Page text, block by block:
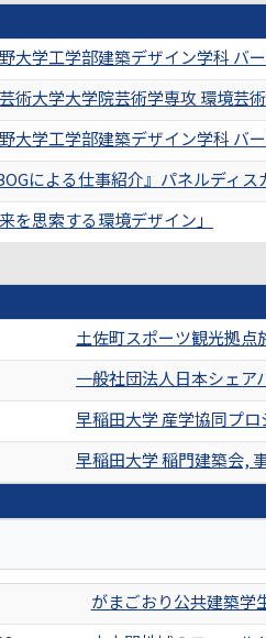
大学工学部建築デザイン学科 バ
術大学大学院芸術学専攻 環境芸
大学工学部建築デザイン学科 バ
による仕事紹介』パネルディ
来を思索する環境デザイン」
土佐町スポーツ観光拠点
一般社団法人日本シェア
早稲田大学 産学協同プ
早稲田大学 稲門建築会,
がまごおり公共建築学